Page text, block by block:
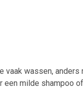
vaak wassen, anders
een milde shampoo